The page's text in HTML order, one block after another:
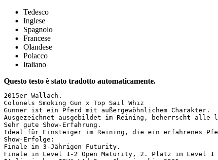
Tedesco
Inglese
Spagnolo
Francese
Olandese
Polacco
Italiano
Questo testo è stato tradotto automaticamente.
2015er Wallach.
Colonels Smoking Gun x Top Sail Whiz
Gunner ist ein Pferd mit außergewöhnlichem Charakter.
Ausgezeichnet ausgebildet im Reining, beherrscht
Sehr gute Show-Erfahrung.
Ideal für Einsteiger im Reining, die ein erfahrenes
Show-Erfolge:
Finale im 3-Jährigen Futurity.
Finale in Level 1-2 Open Maturity, 2. Platz im Level